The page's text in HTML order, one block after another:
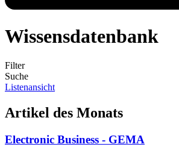
Wissensdatenbank
Filter
Suche
Listenansicht
Artikel des Monats
Electronic Business - GEMA